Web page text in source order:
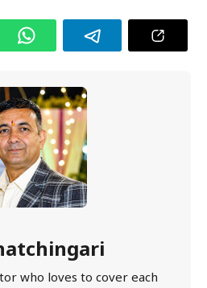
who loves to cover each